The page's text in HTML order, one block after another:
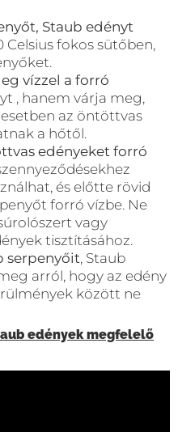
Staub edényt
Celsius fokos sütőben,
vízzel a forró
, hanem várja meg,
az öntöttvas
a hőtől.
edényeket forró
és előtte rövid
forró vízbe. Ne
vagy
tisztításához.
serpenyőit, Staub
arról, hogy az edény
között ne
edények megfelelő